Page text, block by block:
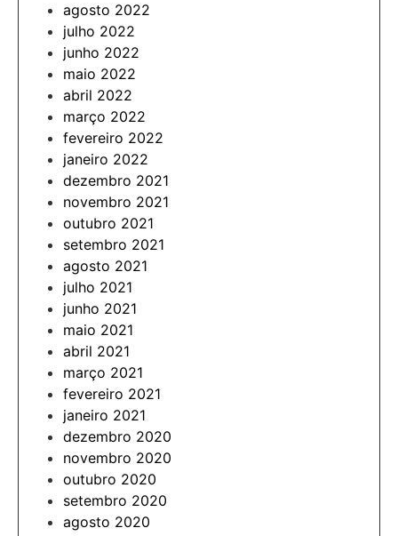
agosto 2022
julho 2022
junho 2022
maio 2022
abril 2022
março 2022
fevereiro 2022
janeiro 2022
dezembro 2021
novembro 2021
outubro 2021
setembro 2021
agosto 2021
julho 2021
junho 2021
maio 2021
abril 2021
março 2021
fevereiro 2021
janeiro 2021
dezembro 2020
novembro 2020
outubro 2020
setembro 2020
agosto 2020